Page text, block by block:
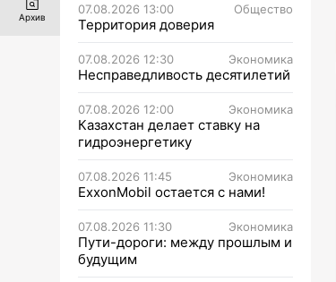
07.08.2026 13:00 Общество
Территория доверия
07.08.2026 12:30 Экономика
Несправедливость десятилетий
07.08.2026 12:00 Экономика
Казахстан делает ставку на
гидроэнергетику
07.08.2026 11:45 Экономика
ExxonMobil остается с нами!
07.08.2026 11:30 Экономика
Пути-дороги: между прошлым и
будущим
Архив